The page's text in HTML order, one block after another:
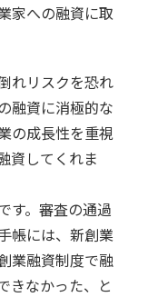
家への融資に取
れリスクを恐れ
融資に消極的な
の成長性を重視
資してくれま
す。審査の通過
帳には、新創業
業融資制度で融
きなかった、と